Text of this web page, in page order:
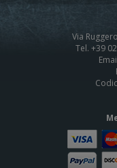
Via
Tel. +39